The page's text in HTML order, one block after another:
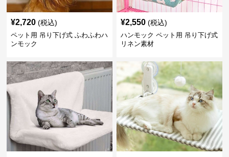
¥2,720 (税込)
ペット用 吊り下げ式 ふわふわハ
ンモック
¥2,550 (税込)
ハンモック ペット用 吊り下げ式
リネン素材